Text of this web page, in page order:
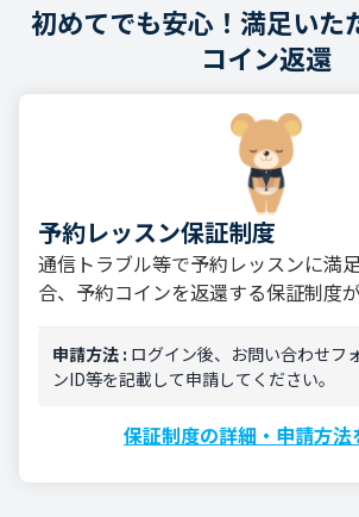
初めてでも安心！満足いた
コイン返還
予約レッスン保証制度
通信トラブル等で予約レッスンに満
合、予約コインを返還する保証制度が
申請方法 : ログイン後、お問い合わせフ
ンID等を記載して申請してください。
保証制度の詳細・申請方法